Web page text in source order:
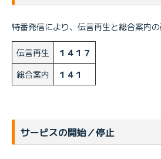
特番発信により、伝言再生と総合案内の
伝言再生
１４１７
総合案内
１４１
サービスの開始／停止